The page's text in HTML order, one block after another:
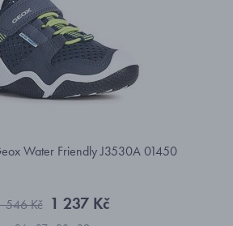
Water Friendly J3530A 01450
546 Kč 1 237 Kč